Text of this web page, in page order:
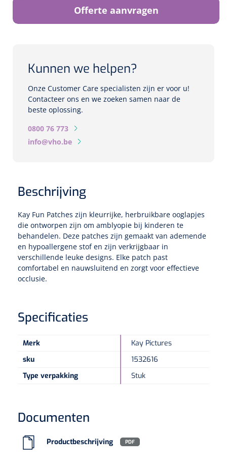
Fundus Cameras
Pachimeters
Opties
Spleetlamp
Speculaire Microscopen
Optotypeschermen
Offerte aanvragen
Kunnen we helpen?
Onze Customer Care specialisten zijn er voor u!
Contacteer ons en we zoeken samen naar de
beste oplossing.
0800 76 773
info@vho.be
Beschrijving
Kay Fun Patches zijn kleurrijke, herbruikbare ooglapjes
die ontworpen zijn om amblyopie bij kinderen te
behandelen. Deze patches zijn gemaakt van ademende
en hypoallergene stof en zijn verkrijgbaar in
verschillende leuke designs. Elke patch past
comfortabel en nauwsluitend en zorgt voor effectieve
occlusie.
Specificaties
Merk
Kay Pictures
sku
1532616
Type verpakking
Stuk
Documenten
Productbeschrijving PDF